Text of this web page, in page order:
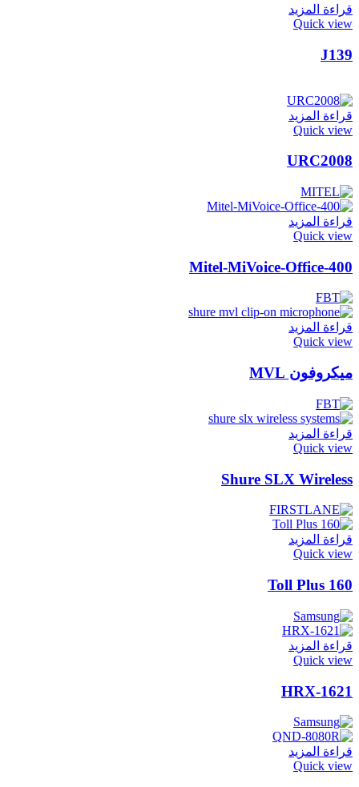
قراءة المزيد
Quick view
J139
قراءة المزيد
Quick view
URC2008
قراءة المزيد
Quick view
Mitel-MiVoice-Office-400
قراءة المزيد
Quick view
ميكروفون MVL
قراءة المزيد
Quick view
Shure SLX Wireless
قراءة المزيد
Quick view
Toll Plus 160
قراءة المزيد
Quick view
HRX-1621
قراءة المزيد
Quick view